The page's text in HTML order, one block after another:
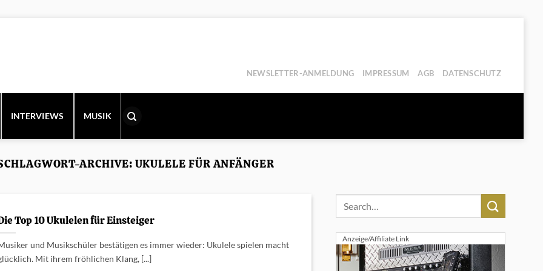
NEWSLETTER-ANMELDUNG IMPRESSUM AGB DATENSCHUTZ
INTERVIEWS MUSIK
ARCHIVE: UKULELE FÜR ANFÄNGER
Top 10 Ukulelen für Einsteiger
und Musikschüler bestätigen es immer wieder: Ukulele spielen macht
Mit ihrem fröhlichen Klang, [...]
Anzeige/Affiliate Link